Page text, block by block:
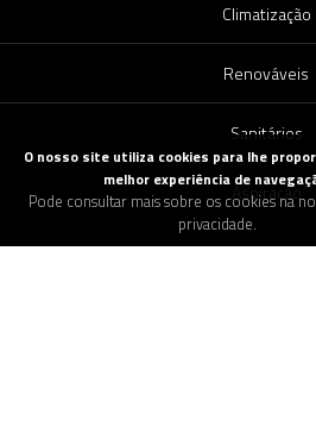
O nosso site utiliza cookies para lhe
melhor experiência de
Pode consultar mais sobre os cookies na
privacidade.
Climatização
Renováveis
Sanitários
Aspiração
Canalização